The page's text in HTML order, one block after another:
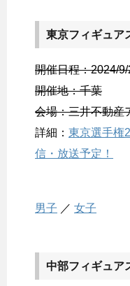
東京フィギュア
開催日程：2024/
開催地：千葉
会場：三井不動産
詳細： 東京選手権
信・放送予定！
男子 ／ 女子
中部フィギュア